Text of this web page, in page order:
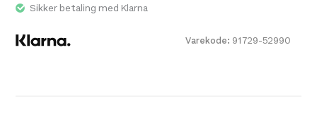
Varekode: 91729-52990
Sikker betaling med Klarna